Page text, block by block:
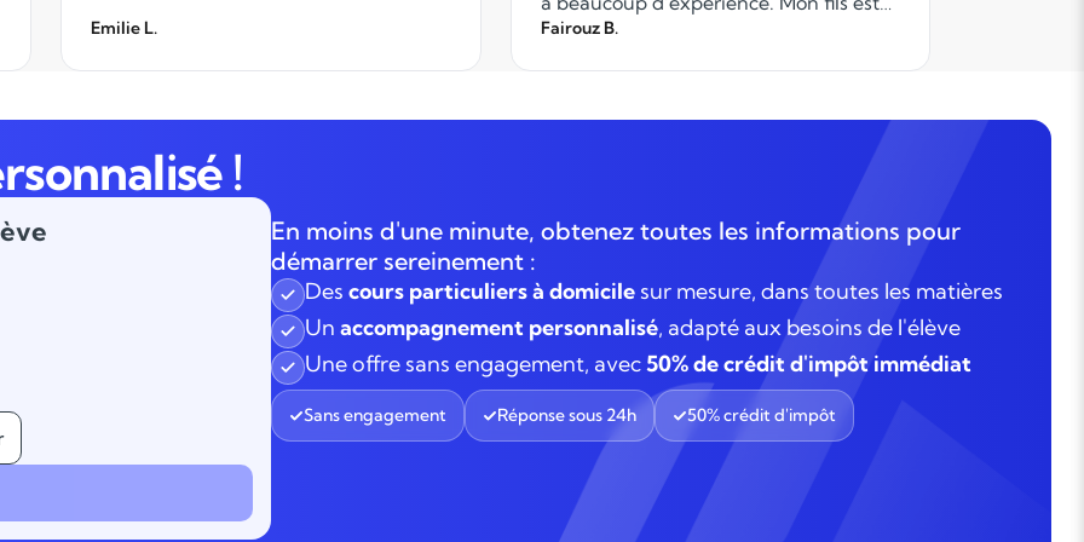
Emilie L.
en confiance et le contact passe très
hésiter : un service de qualité, d’où mes
5 étoiles !
Fairouz B.
!
En moins d'une minute, obtenez toutes les informations pour
démarrer sereinement :
Des cours particuliers à domicile sur mesure, dans toutes les matières
Un accompagnement personnalisé, adapté aux besoins de l'élève
Une offre sans engagement, avec50% de crédit d'impôt immédiat
Sans engagement Réponse sous 24h 50% crédit d'impôt